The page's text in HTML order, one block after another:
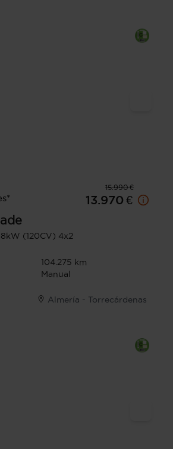
15.990 €
13.970 €
(120CV) 4x2
104.275 km
Manual
Almería - Torrecárdenas